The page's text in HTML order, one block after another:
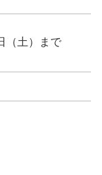
（土）まで